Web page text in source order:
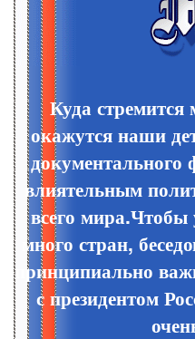
Куда
окажутся наши
влиятельным
всего мира.Чтобы
много стран,
принципиально
с президентом